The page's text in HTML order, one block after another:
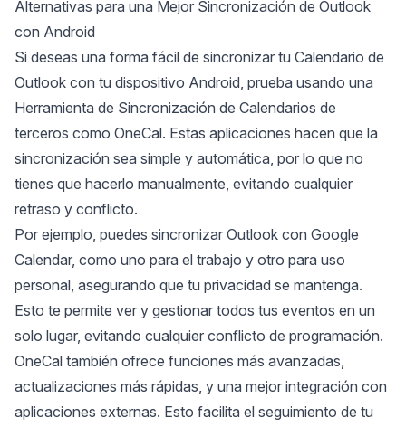
Alternativas para una Mejor Sincronización de Outlook
con Android
Si deseas una forma fácil de sincronizar tu Calendario de
Outlook con tu dispositivo Android, prueba usando una
Herramienta de Sincronización de Calendarios de
terceros como OneCal. Estas aplicaciones hacen que la
sincronización sea simple y automática, por lo que no
tienes que hacerlo manualmente, evitando cualquier
retraso y conflicto.
Por ejemplo, puedes sincronizar Outlook con Google
Calendar, como uno para el trabajo y otro para uso
personal, asegurando que tu privacidad se mantenga.
Esto te permite ver y gestionar todos tus eventos en un
solo lugar, evitando cualquier conflicto de programación.
OneCal también ofrece funciones más avanzadas,
actualizaciones más rápidas, y una mejor integración con
aplicaciones externas. Esto facilita el seguimiento de tu